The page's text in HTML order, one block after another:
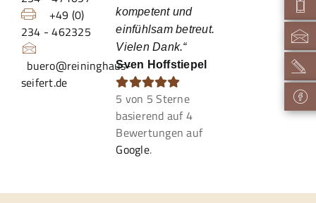
+49 (0)
234 - 462325
buero@reininghaus-
seifert.de
kompetent und
einfühlsam betreut.
Vielen Dank.“
Sven Hoffstiepel
5 von 5 Sterne
basierend auf 4
Bewertungen auf
Google.